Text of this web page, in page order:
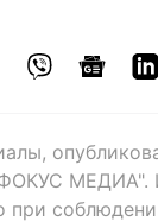
МЕДИА".
при